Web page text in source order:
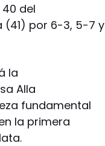
del
(41) por 6-3, 5-7 y
la
Alla
fundamental
la primera